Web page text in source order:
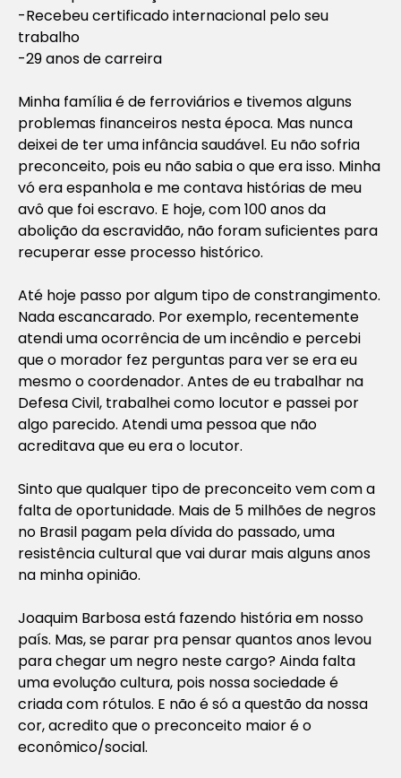
-Recebeu certificado internacional pelo seu
trabalho
-29 anos de carreira
Minha família é de ferroviários e tivemos alguns
problemas financeiros nesta época. Mas nunca
deixei de ter uma infância saudável. Eu não sofria
preconceito, pois eu não sabia o que era isso. Minha
vó era espanhola e me contava histórias de meu
avô que foi escravo. E hoje, com 100 anos da
abolição da escravidão, não foram suficientes para
recuperar esse processo histórico.
Até hoje passo por algum tipo de constrangimento.
Nada escancarado. Por exemplo, recentemente
atendi uma ocorrência de um incêndio e percebi
que o morador fez perguntas para ver se era eu
mesmo o coordenador. Antes de eu trabalhar na
Defesa Civil, trabalhei como locutor e passei por
algo parecido. Atendi uma pessoa que não
acreditava que eu era o locutor.
Sinto que qualquer tipo de preconceito vem com a
falta de oportunidade. Mais de 5 milhões de negros
no Brasil pagam pela dívida do passado, uma
resistência cultural que vai durar mais alguns anos
na minha opinião.
Joaquim Barbosa está fazendo história em nosso
país. Mas, se parar pra pensar quantos anos levou
para chegar um negro neste cargo? Ainda falta
uma evolução cultura, pois nossa sociedade é
criada com rótulos. E não é só a questão da nossa
cor, acredito que o preconceito maior é o
econômico/social.